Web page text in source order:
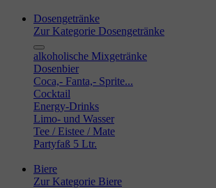
Dosengetränke
Zur Kategorie Dosengetränke
alkoholische Mixgetränke
Dosenbier
Coca,- Fanta,- Sprite...
Cocktail
Energy-Drinks
Limo- und Wasser
Tee / Eistee / Mate
Partyfaß 5 Ltr.
Biere
Zur Kategorie Biere